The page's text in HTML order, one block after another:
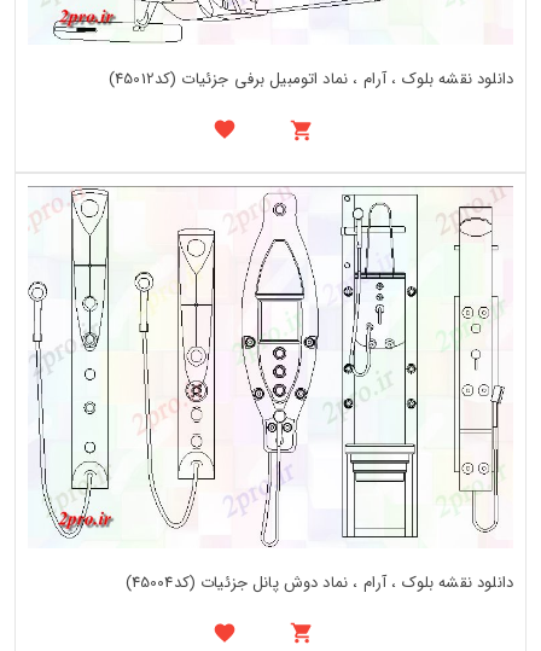
دانلود نقشه بلوک ، آرام ، نماد اتومبیل برفی جزئیات (کد45012)
دانلود نقشه بلوک ، آرام ، نماد دوش پانل جزئیات (کد45004)